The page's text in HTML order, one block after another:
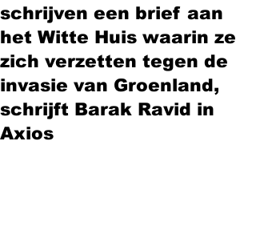
schrijven een brief aan
het Witte Huis waarin ze
zich verzetten tegen de
invasie van Groenland,
schrijft Barak Ravid in
Axios